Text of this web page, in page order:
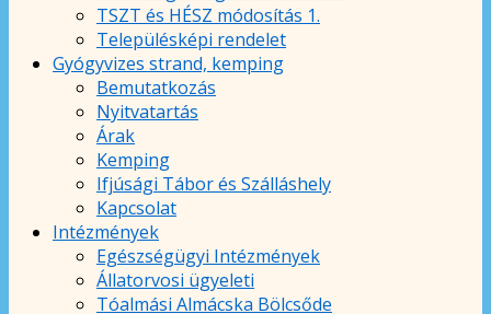
TSZT és HÉSZ módosítás 1.
Településképi rendelet
Gyógyvizes strand, kemping
Bemutatkozás
Nyitvatartás
Árak
Kemping
Ifjúsági Tábor és Szálláshely
Kapcsolat
Intézmények
Egészségügyi Intézmények
Állatorvosi ügyeleti
Tóalmási Almácska Bölcsőde